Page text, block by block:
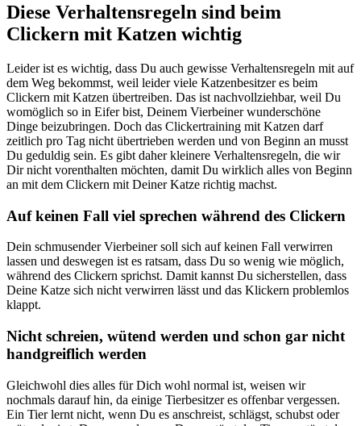
Diese Verhaltensregeln sind beim
Clickern mit Katzen wichtig
Leider ist es wichtig, dass Du auch gewisse Verhaltensregeln mit auf
dem Weg bekommst, weil leider viele Katzenbesitzer es beim
Clickern mit Katzen übertreiben. Das ist nachvollziehbar, weil Du
womöglich so in Eifer bist, Deinem Vierbeiner wunderschöne
Dinge beizubringen. Doch das Clickertraining mit Katzen darf
zeitlich pro Tag nicht übertrieben werden und von Beginn an musst
Du geduldig sein. Es gibt daher kleinere Verhaltensregeln, die wir
Dir nicht vorenthalten möchten, damit Du wirklich alles von Beginn
an mit dem Clickern mit Deiner Katze richtig machst.
Auf keinen Fall viel sprechen während des Clickern
Dein schmusender Vierbeiner soll sich auf keinen Fall verwirren
lassen und deswegen ist es ratsam, dass Du so wenig wie möglich,
während des Clickern sprichst. Damit kannst Du sicherstellen, dass
Deine Katze sich nicht verwirren lässt und das Klickern problemlos
klappt.
Nicht schreien, wütend werden und schon gar nicht
handgreiflich werden
Gleichwohl dies alles für Dich wohl normal ist, weisen wir
nochmals darauf hin, da einige Tierbesitzer es offenbar vergessen.
Ein Tier lernt nicht, wenn Du es anschreist, schlägst, schubst oder